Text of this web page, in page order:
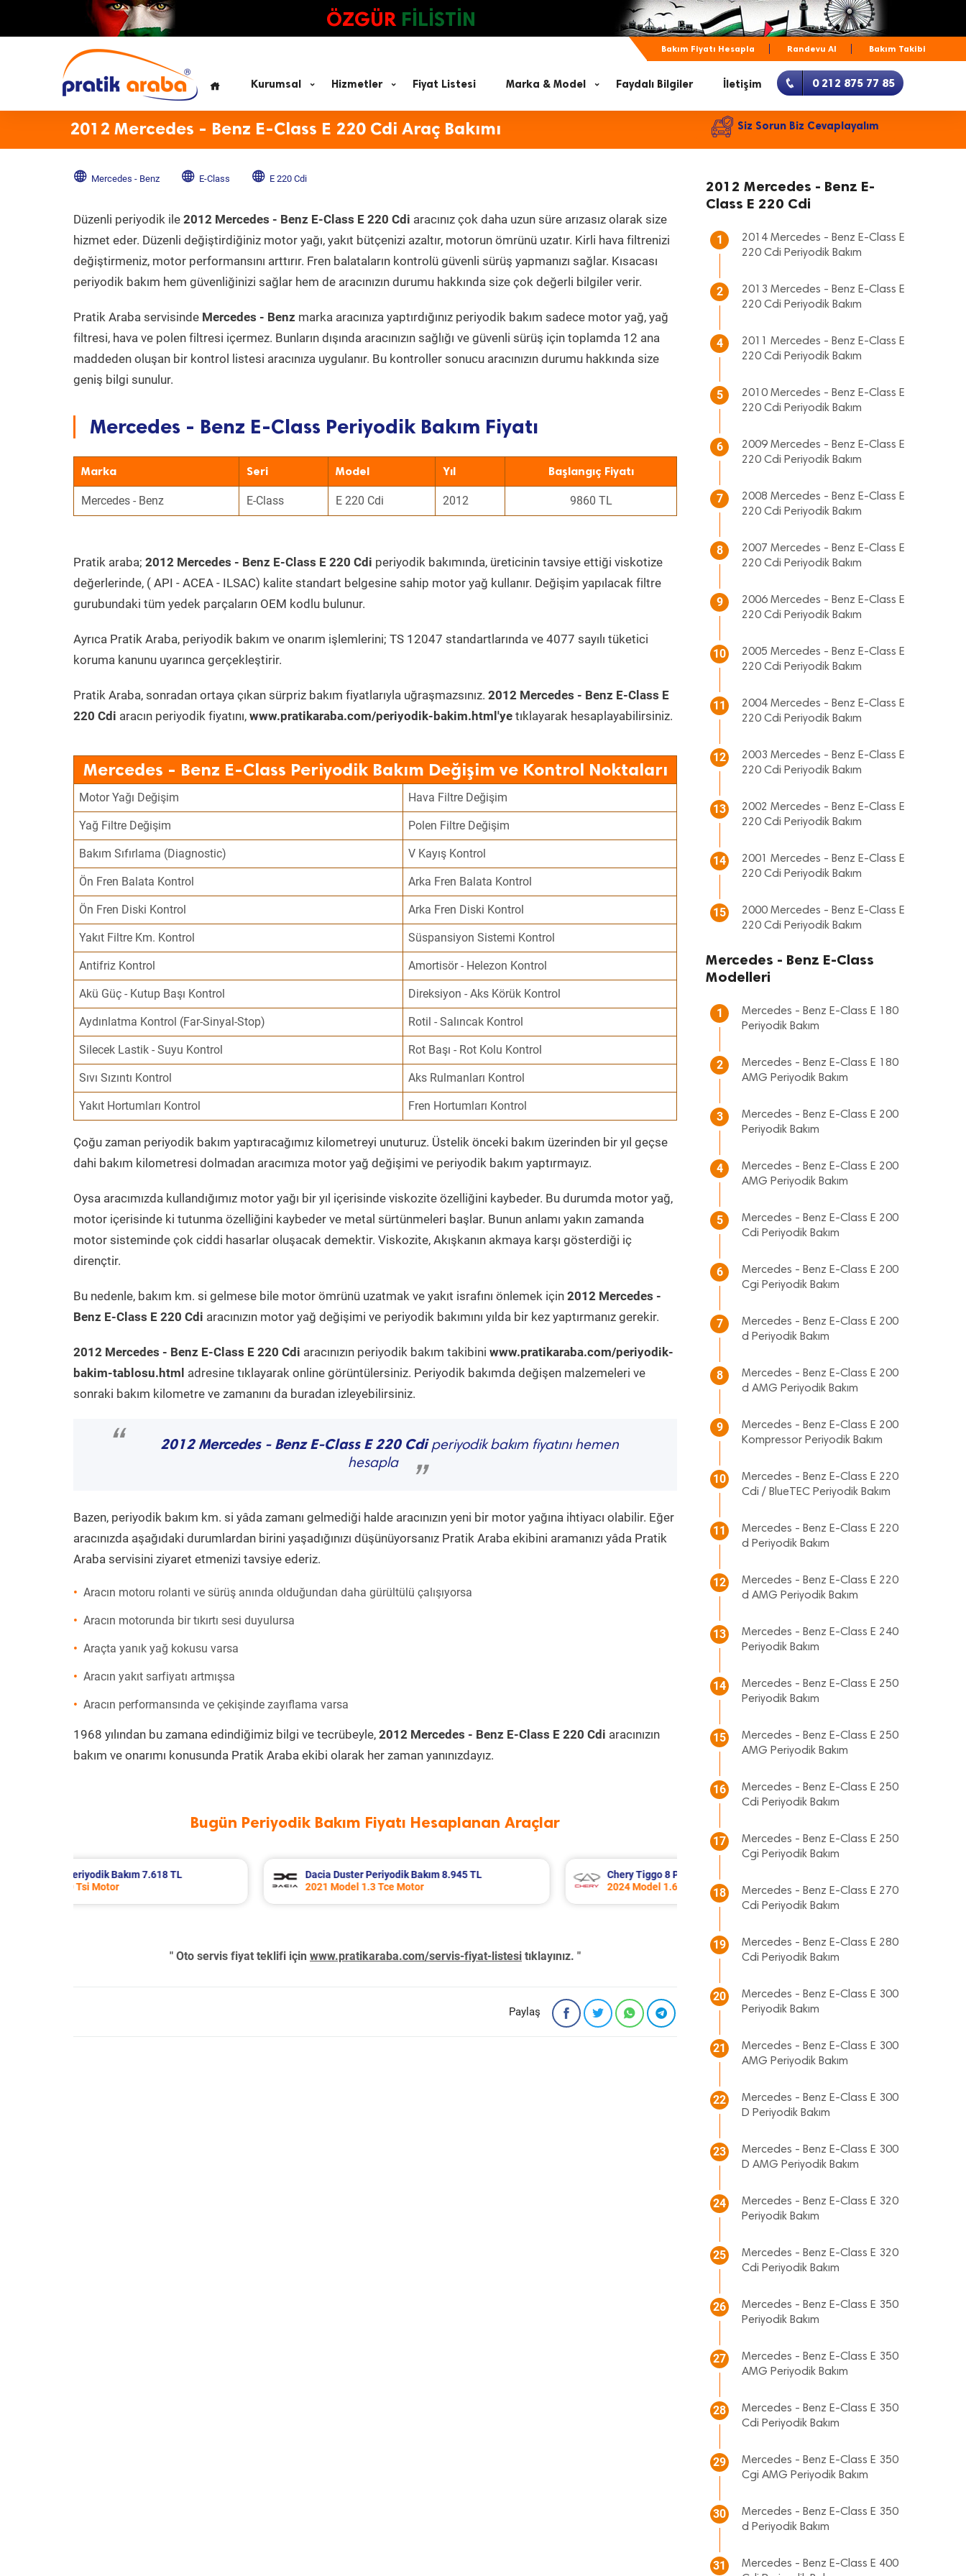
ÖZGÜR FİLİSTİN
Bakım Fiyatı Hesapla Randevu Al Bakım Takibi
Kurumsal Hizmetler Fiyat Listesi Marka & Model Faydalı Bilgiler İletişim 0 212 875 77 85
2012 Mercedes - Benz E-Class E 220 Cdi Araç Bakımı Siz Sorun Biz Cevaplayalım
Mercedes - Benz E-Class E 220 Cdi
Düzenli periyodik ile 2012 Mercedes - Benz E-Class E 220 Cdi aracınız çok daha uzun süre arızasız olarak size
hizmet eder. Düzenli değiştirdiğiniz motor yağı, yakıt bütçenizi azaltır, motorun ömrünü uzatır. Kirli hava filtrenizi
değiştirmeniz, motor performansını arttırır. Fren balataların kontrolü güvenli sürüş yapmanızı sağlar. Kısacası
periyodik bakım hem güvenliğinizi sağlar hem de aracınızın durumu hakkında size çok değerli bilgiler verir.
Pratik Araba servisinde Mercedes - Benz marka aracınıza yaptırdığınız periyodik bakım sadece motor yağ, yağ
filtresi, hava ve polen filtresi içermez. Bunların dışında aracınızın sağlığı ve güvenli sürüş için toplamda 12 ana
maddeden oluşan bir kontrol listesi aracınıza uygulanır. Bu kontroller sonucu aracınızın durumu hakkında size
geniş bilgi sunulur.
Mercedes - Benz E-Class Periyodik Bakım Fiyatı
Marka Seri Model Yıl Başlangıç Fiyatı
Mercedes - Benz E-Class E 220 Cdi 2012 9860 TL
Pratik araba; 2012 Mercedes - Benz E-Class E 220 Cdi periyodik bakımında, üreticinin tavsiye ettiği viskotize
değerlerinde, ( API - ACEA - ILSAC) kalite standart belgesine sahip motor yağ kullanır. Değişim yapılacak filtre
gurubundaki tüm yedek parçaların OEM kodlu bulunur.
Ayrıca Pratik Araba, periyodik bakım ve onarım işlemlerini; TS 12047 standartlarında ve 4077 sayılı tüketici
koruma kanunu uyarınca gerçekleştirir.
Pratik Araba, sonradan ortaya çıkan sürpriz bakım fiyatlarıyla uğraşmazsınız. 2012 Mercedes - Benz E-Class E
220 Cdi aracın periyodik fiyatını, www.pratikaraba.com/periyodik-bakim.html'ye tıklayarak hesaplayabilirsiniz.
Mercedes - Benz E-Class Periyodik Bakım Değişim ve Kontrol Noktaları
Motor Yağı Değişim Hava Filtre Değişim
Yağ Filtre Değişim Polen Filtre Değişim
Bakım Sıfırlama (Diagnostic) V Kayış Kontrol
Ön Fren Balata Kontrol Arka Fren Balata Kontrol
Ön Fren Diski Kontrol Arka Fren Diski Kontrol
Yakıt Filtre Km. Kontrol Süspansiyon Sistemi Kontrol
Antifriz Kontrol Amortisör - Helezon Kontrol
Akü Güç - Kutup Başı Kontrol Direksiyon - Aks Körük Kontrol
Aydınlatma Kontrol (Far-Sinyal-Stop) Rotil - Salıncak Kontrol
Silecek Lastik - Suyu Kontrol Rot Başı - Rot Kolu Kontrol
Sıvı Sızıntı Kontrol Aks Rulmanları Kontrol
Yakıt Hortumları Kontrol Fren Hortumları Kontrol
Çoğu zaman periyodik bakım yaptıracağımız kilometreyi unuturuz. Üstelik önceki bakım üzerinden bir yıl geçse
dahi bakım kilometresi dolmadan aracımıza motor yağ değişimi ve periyodik bakım yaptırmayız.
Oysa aracımızda kullandığımız motor yağı bir yıl içerisinde viskozite özelliğini kaybeder. Bu durumda motor yağ,
motor içerisinde ki tutunma özelliğini kaybeder ve metal sürtünmeleri başlar. Bunun anlamı yakın zamanda
motor sisteminde çok ciddi hasarlar oluşacak demektir. Viskozite, Akışkanın akmaya karşı gösterdiği iç
dirençtir.
Bu nedenle, bakım km. si gelmese bile motor ömrünü uzatmak ve yakıt israfını önlemek için 2012 Mercedes -
Benz E-Class E 220 Cdi aracınızın motor yağ değişimi ve periyodik bakımını yılda bir kez yaptırmanız gerekir.
2012 Mercedes - Benz E-Class E 220 Cdi aracınızın periyodik bakım takibini www.pratikaraba.com/periyodik-
bakim-tablosu.html adresine tıklayarak online görüntülersiniz. Periyodik bakımda değişen malzemeleri ve
sonraki bakım kilometre ve zamanını da buradan izleyebilirsiniz.
“ 2012 Mercedes - Benz E-Class E 220 Cdiperiyodik bakım fiyatını hemen
hesapla
”
Bazen, periyodik bakım km. si yâda zamanı gelmediği halde aracınızın yeni bir motor yağına ihtiyacı olabilir. Eğer
aracınızda aşağıdaki durumlardan birini yaşadığınızı düşünüyorsanız Pratik Araba ekibini aramanızı yâda Pratik
Araba servisini ziyaret etmenizi tavsiye ederiz.
Aracın motoru rolanti ve sürüş anında olduğundan daha gürültülü çalışıyorsa
Aracın motorunda bir tıkırtı sesi duyulursa
Araçta yanık yağ kokusu varsa
Aracın yakıt sarfiyatı artmışsa
Aracın performansında ve çekişinde zayıflama varsa
1968 yılından bu zamana edindiğimiz bilgi ve tecrübeyle, 2012 Mercedes - Benz E-Class E 220 Cdi aracınızın
bakım ve onarımı konusunda Pratik Araba ekibi olarak her zaman yanınızdayız.
Bugün Periyodik Bakım Fiyatı Hesaplanan Araçlar
Dacia Duster Periyodik Bakım 8.945 TL
Chery Tiggo 8 Pro Periyodik Bakım 9.205 TL
2022 Model 1.2 Puretech Motor
" Oto servis fiyat teklifi için www.pratikaraba.com/servis-fiyat-listesi tıklayınız. "
Paylaş
2012 Mercedes - Benz E-
Class E 220 Cdi
1
2014 Mercedes - Benz E-Class E
220 Cdi Periyodik Bakım
2
2013 Mercedes - Benz E-Class E
220 Cdi Periyodik Bakım
4
2011 Mercedes - Benz E-Class E
220 Cdi Periyodik Bakım
5
2010 Mercedes - Benz E-Class E
220 Cdi Periyodik Bakım
6
2009 Mercedes - Benz E-Class E
220 Cdi Periyodik Bakım
7
2008 Mercedes - Benz E-Class E
220 Cdi Periyodik Bakım
8
2007 Mercedes - Benz E-Class E
220 Cdi Periyodik Bakım
9
2006 Mercedes - Benz E-Class E
220 Cdi Periyodik Bakım
10
2005 Mercedes - Benz E-Class E
220 Cdi Periyodik Bakım
11
2004 Mercedes - Benz E-Class E
220 Cdi Periyodik Bakım
12
2003 Mercedes - Benz E-Class E
220 Cdi Periyodik Bakım
13
2002 Mercedes - Benz E-Class E
220 Cdi Periyodik Bakım
14
2001 Mercedes - Benz E-Class E
220 Cdi Periyodik Bakım
15
2000 Mercedes - Benz E-Class E
220 Cdi Periyodik Bakım
Mercedes - Benz E-Class
Modelleri
1
Mercedes - Benz E-Class E 180
Periyodik Bakım
2
Mercedes - Benz E-Class E 180
AMG Periyodik Bakım
3
Mercedes - Benz E-Class E 200
Periyodik Bakım
4
Mercedes - Benz E-Class E 200
AMG Periyodik Bakım
5
Mercedes - Benz E-Class E 200
Cdi Periyodik Bakım
6
Mercedes - Benz E-Class E 200
Cgi Periyodik Bakım
7
Mercedes - Benz E-Class E 200
d Periyodik Bakım
8
Mercedes - Benz E-Class E 200
d AMG Periyodik Bakım
9
Mercedes - Benz E-Class E 200
Kompressor Periyodik Bakım
10
Mercedes - Benz E-Class E 220
Cdi / BlueTEC Periyodik Bakım
11
Mercedes - Benz E-Class E 220
d Periyodik Bakım
12
Mercedes - Benz E-Class E 220
d AMG Periyodik Bakım
13
Mercedes - Benz E-Class E 240
Periyodik Bakım
14
Mercedes - Benz E-Class E 250
Periyodik Bakım
15
Mercedes - Benz E-Class E 250
AMG Periyodik Bakım
16
Mercedes - Benz E-Class E 250
Cdi Periyodik Bakım
17
Mercedes - Benz E-Class E 250
Cgi Periyodik Bakım
18
Mercedes - Benz E-Class E 270
Cdi Periyodik Bakım
19
Mercedes - Benz E-Class E 280
Cdi Periyodik Bakım
20
Mercedes - Benz E-Class E 300
Periyodik Bakım
21
Mercedes - Benz E-Class E 300
AMG Periyodik Bakım
22
Mercedes - Benz E-Class E 300
D Periyodik Bakım
23
Mercedes - Benz E-Class E 300
D AMG Periyodik Bakım
24
Mercedes - Benz E-Class E 320
Periyodik Bakım
25
Mercedes - Benz E-Class E 320
Cdi Periyodik Bakım
26
Mercedes - Benz E-Class E 350
Periyodik Bakım
27
Mercedes - Benz E-Class E 350
AMG Periyodik Bakım
28
Mercedes - Benz E-Class E 350
Cdi Periyodik Bakım
29
Mercedes - Benz E-Class E 350
Cgi AMG Periyodik Bakım
30
Mercedes - Benz E-Class E 350
d Periyodik Bakım
31
Mercedes - Benz E-Class E 400